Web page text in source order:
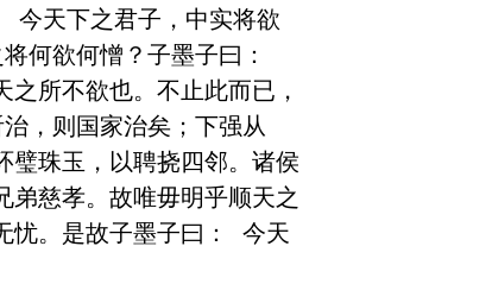
今天下之君子，中实将欲
何欲何憎？子墨子曰：
所不欲也。不止此而已，
，则国家治矣；下强从
璧珠玉，以聘挠四邻。诸侯
弟慈孝。故唯毋明乎顺天之
忧。是故子墨子曰： 今天